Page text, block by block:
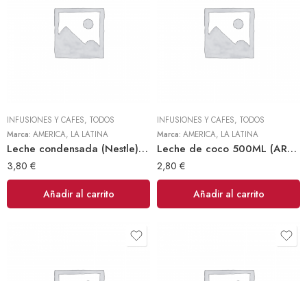
INFUSIONES Y CAFES, TODOS
Marca: AMERICA, LA LATINA
Leche condensada (Nestle) 305ml
3,80 €
Añadir al carrito
INFUSIONES Y CAFES, TODOS
Marca: AMERICA, LA LATINA
Leche de coco 500ML (AROY)
2,80 €
Añadir al carrito